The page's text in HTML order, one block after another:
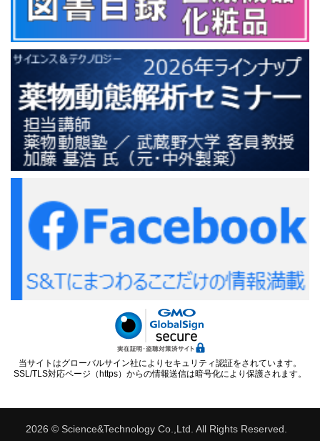
当サイトはグローバルサイン社によりセキュリティ認証をされています。
SSL/TLS対応ページ（https）からの情報送信は暗号化により保護されます。
2026 © Science&Technology Co.,Ltd. All Rights Reserved.